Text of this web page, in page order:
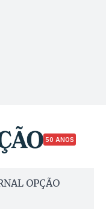
50 ANOS
OPÇÃO